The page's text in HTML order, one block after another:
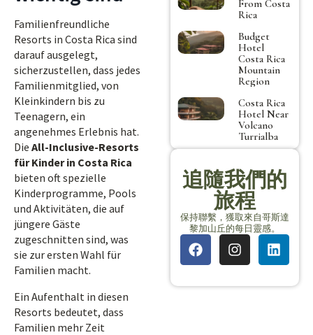
Familienfreundliche
Resorts in Costa Rica sind
darauf ausgelegt,
sicherzustellen, dass jedes
Familienmitglied, von
Kleinkindern bis zu
Teenagern, ein
angenehmes Erlebnis hat.
Die All-Inclusive-Resorts
für Kinder in Costa Rica
bieten oft spezielle
Kinderprogramme, Pools
und Aktivitäten, die auf
jüngere Gäste
zugeschnitten sind, was
sie zur ersten Wahl für
Familien macht.
Ein Aufenthalt in diesen
Resorts bedeutet, dass
Familien mehr Zeit
From Costa
Rica
Budget
Hotel
Costa Rica
Mountain
Region
Costa Rica
Hotel Near
Volcano
Turrialba
追隨我們的
旅程
保持聯繫，獲取來自哥斯達
黎加山丘的每日靈感。